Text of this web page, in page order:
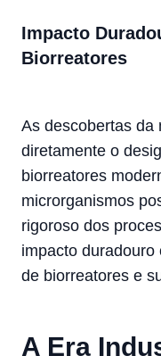
Impacto
Biorreatores
As descobertas da
diretamente o
biorreatores
microrganismos
rigoroso dos
impacto
de biorreatores e
A Era